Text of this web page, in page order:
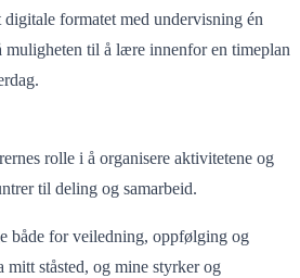
formatet med undervisning én
muligheten til å lære innenfor en timeplan
rolle i å organisere aktivitetene og
til deling og samarbeid.
både for veiledning, oppfølging og
ståsted, og mine styrker og